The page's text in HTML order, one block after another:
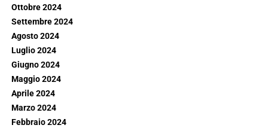
Ottobre 2024
Settembre 2024
Agosto 2024
Luglio 2024
Giugno 2024
Maggio 2024
Aprile 2024
Marzo 2024
Febbraio 2024